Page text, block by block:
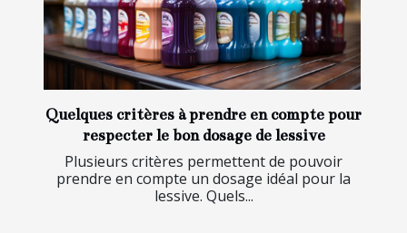
Quelques critères à prendre en compte pour
respecter le bon dosage de lessive
Plusieurs critères permettent de pouvoir
prendre en compte un dosage idéal pour la
lessive. Quels...